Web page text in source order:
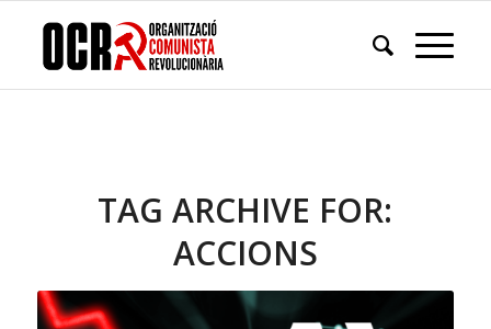
TAG ARCHIVE FOR:
ACCIONS